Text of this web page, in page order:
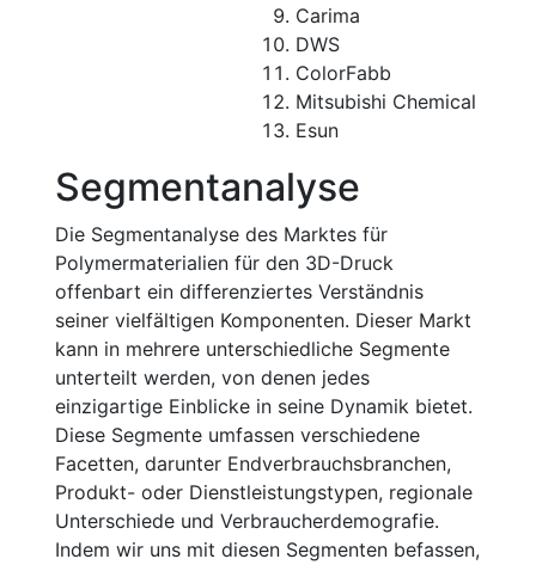
Carima
DWS
ColorFabb
Mitsubishi Chemical
Esun
Segmentanalyse
Die Segmentanalyse des Marktes für
Polymermaterialien für den 3D-Druck
offenbart ein differenziertes Verständnis
seiner vielfältigen Komponenten. Dieser Markt
kann in mehrere unterschiedliche Segmente
unterteilt werden, von denen jedes
einzigartige Einblicke in seine Dynamik bietet.
Diese Segmente umfassen verschiedene
Facetten, darunter Endverbrauchsbranchen,
Produkt- oder Dienstleistungstypen, regionale
Unterschiede und Verbraucherdemografie.
Indem wir uns mit diesen Segmenten befassen,